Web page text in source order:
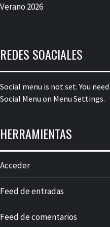
Verano 2026
REDES SOACIALES
Social menu is not set. You
Social Menu on Menu Settings.
HERRAMIENTAS
Acceder
Feed de entradas
Feed de comentarios